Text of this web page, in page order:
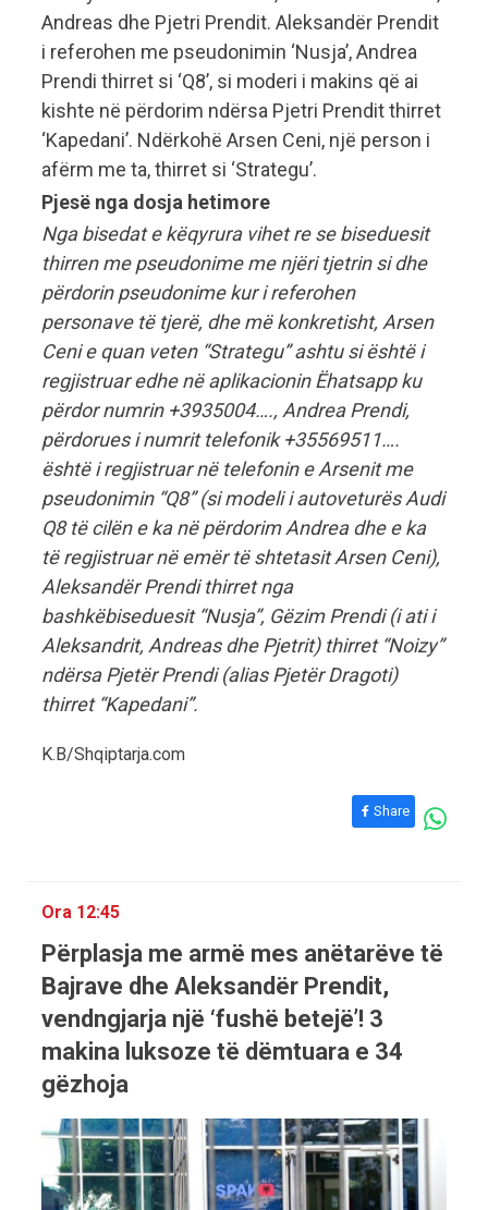
Andreas dhe Pjetri Prendit. Aleksandër Prendit
i referohen me pseudonimin ‘Nusja’, Andrea
Prendi thirret si ‘Q8’, si moderi i makins që ai
kishte në përdorim ndërsa Pjetri Prendit thirret
‘Kapedani’. Ndërkohë Arsen Ceni, një person i
afërm me ta, thirret si ‘Strategu’.
Pjesë nga dosja hetimore
Nga bisedat e këqyrura vihet re se biseduesit
thirren me pseudonime me njëri tjetrin si dhe
përdorin pseudonime kur i referohen
personave të tjerë, dhe më konkretisht, Arsen
Ceni e quan veten “Strategu” ashtu si është i
regjistruar edhe në aplikacionin Ëhatsapp ku
përdor numrin +3935004…., Andrea Prendi,
përdorues i numrit telefonik +35569511….
është i regjistruar në telefonin e Arsenit me
pseudonimin “Q8” (si modeli i autoveturës Audi
Q8 të cilën e ka në përdorim Andrea dhe e ka
të regjistruar në emër të shtetasit Arsen Ceni),
Aleksandër Prendi thirret nga
bashkëbiseduesit “Nusja”, Gëzim Prendi (i ati i
Aleksandrit, Andreas dhe Pjetrit) thirret “Noizy”
ndërsa Pjetër Prendi (alias Pjetër Dragoti)
thirret “Kapedani”.
K.B/Shqiptarja.com
Share
Ora 12:45
Përplasja me armë mes anëtarëve të
Bajrave dhe Aleksandër Prendit,
vendngjarja një ‘fushë betejë’! 3
makina luksoze të dëmtuara e 34
gëzhoja